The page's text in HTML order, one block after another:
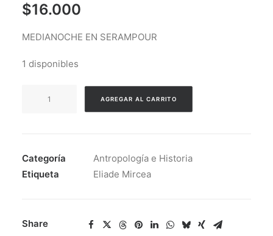
$16.000
MEDIANOCHE EN SERAMPOUR
1 disponibles
En
Serampour
AGREGAR AL CARRITO
Categoría
Antropología e Historia
Etiqueta
Eliade Mircea
Share